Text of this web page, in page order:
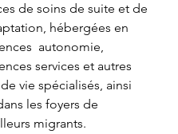
de soins de suite et de
hébergées en
autonomie,
services et autres
vie spécialisés, ainsi
les foyers de
migrants.